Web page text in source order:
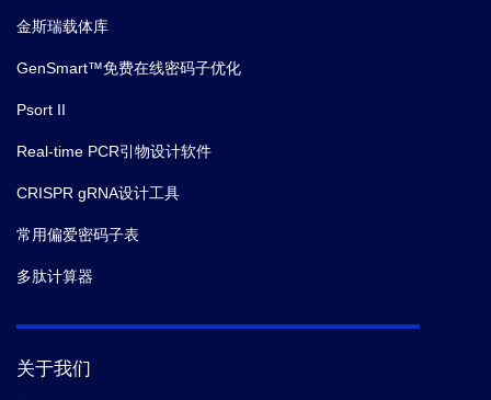
金斯瑞载体库
GenSmart™免费在线密码子优化
Psort II
Real-time PCR引物设计软件
CRISPR gRNA设计工具
常用偏爱密码子表
多肽计算器
关于我们